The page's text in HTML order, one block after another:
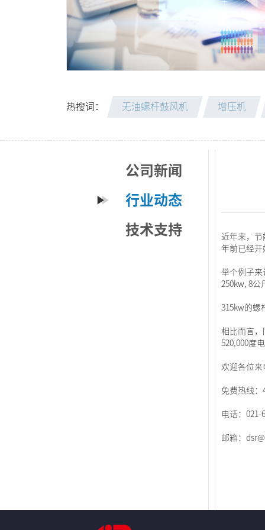
热搜词： 无油螺杆鼓风机 增压机
公司新闻
行业动态
技术支持
近年来，节
年前已经开
举个例子来
250kw, 8公
315kw的螺
相比而言，
520,000度
欢迎各位来
免费热线：
电话：021-
邮箱：